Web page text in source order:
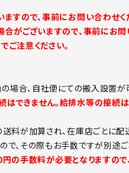
すので、事前にお問い合わせく
がございますので、事前にお問
注意ください。
場合、自社便にての搬入設置が
はできません。給排水等の接続
料が加算され、在庫店ごとに配
、その際もお手数ですが別途ご
手数料が必要となりますので、